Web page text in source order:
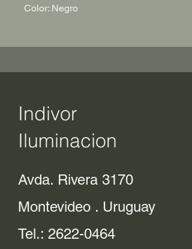
Color: Negro
Indivor
Iluminacion
Avda. Rivera 3170
Montevideo . Uruguay
Tel.: 2622-0464